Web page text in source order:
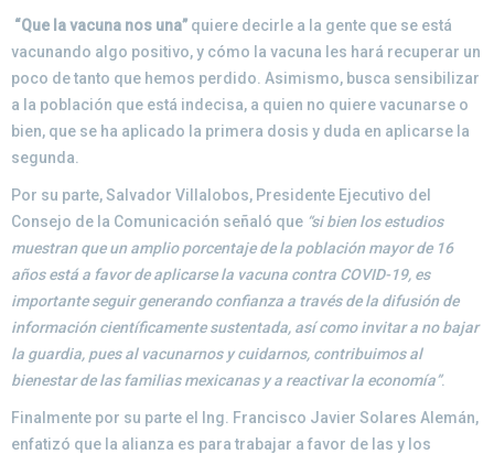
“Que la vacuna nos una” quiere decirle a la gente que se está
vacunando algo positivo, y cómo la vacuna les hará recuperar un
poco de tanto que hemos perdido. Asimismo, busca sensibilizar
a la población que está indecisa, a quien no quiere vacunarse o
bien, que se ha aplicado la primera dosis y duda en aplicarse la
segunda.
Por su parte, Salvador Villalobos, Presidente Ejecutivo del
Consejo de la Comunicación señaló que “si bien los estudios
muestran que un amplio porcentaje de la población mayor de 16
años está a favor de aplicarse la vacuna contra COVID-19, es
importante seguir generando confianza a través de la difusión de
información científicamente sustentada, así como invitar a no bajar
la guardia, pues al vacunarnos y cuidarnos, contribuimos al
bienestar de las familias mexicanas y a reactivar la economía”.
Finalmente por su parte el Ing. Francisco Javier Solares Alemán,
enfatizó que la alianza es para trabajar a favor de las y los